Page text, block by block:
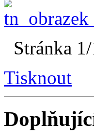
Stránka
Tisknout